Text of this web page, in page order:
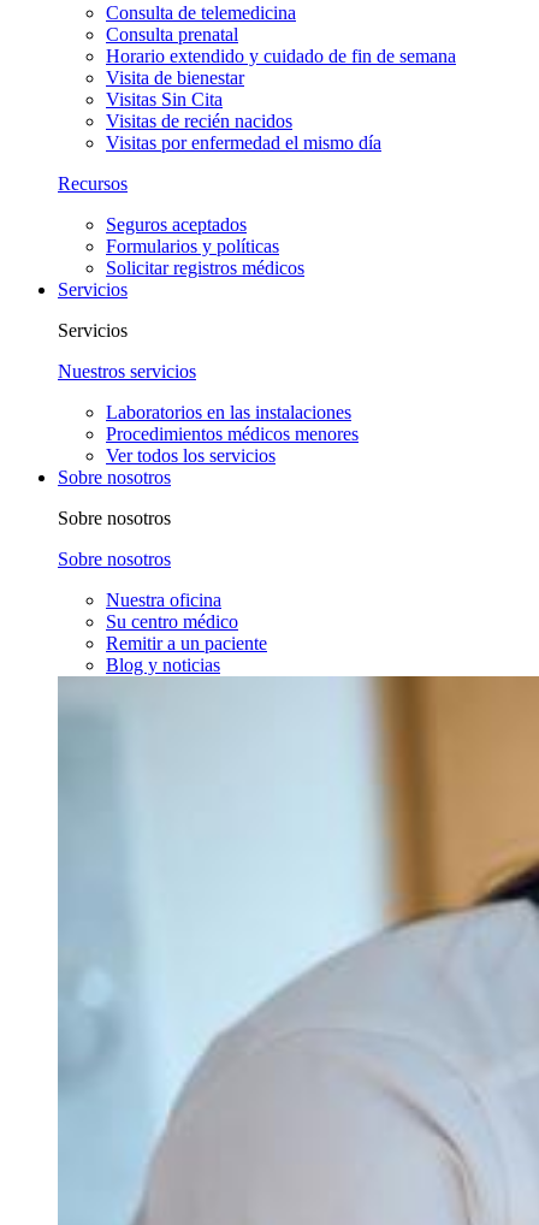
Consulta de telemedicina
Consulta prenatal
Horario extendido y cuidado de fin de semana
Visita de bienestar
Visitas Sin Cita
Visitas de recién nacidos
Visitas por enfermedad el mismo día
Recursos
Seguros aceptados
Formularios y políticas
Solicitar registros médicos
Servicios
Servicios
Nuestros servicios
Laboratorios en las instalaciones
Procedimientos médicos menores
Ver todos los servicios
Sobre nosotros
Sobre nosotros
Sobre nosotros
Nuestra oficina
Su centro médico
Remitir a un paciente
Blog y noticias